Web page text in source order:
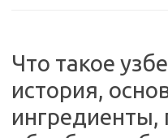
Что такое
история,